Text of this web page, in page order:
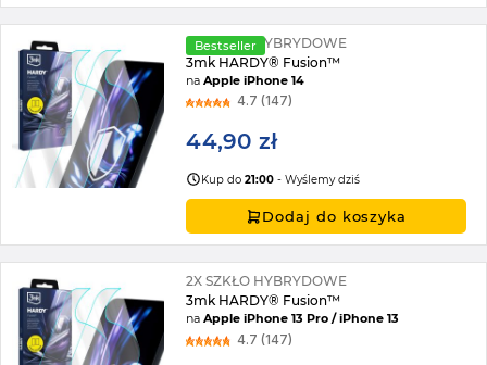
Bestseller
2X SZKŁO HYBRYDOWE
3mk HARDY® Fusion™
naApple iPhone 14
4.7 (147)
44,90 zł
Kup do21:00 - Wyślemy dziś
Dodaj do koszyka
2X SZKŁO HYBRYDOWE
3mk HARDY® Fusion™
naApple iPhone 13 Pro / iPhone 13
4.7 (147)